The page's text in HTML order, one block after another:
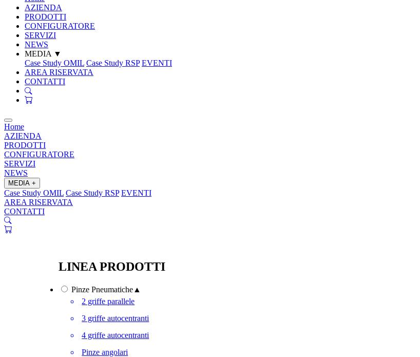
AZIENDA
PRODOTTI
CONFIGURATORE
SERVIZI
NEWS
MEDIA ▼
Case Study OMIL Case Study RSP EVENTI
AREA RISERVATA
CONTATTI
Home
AZIENDA
PRODOTTI
CONFIGURATORE
SERVIZI
NEWS
MEDIA +
Case Study OMIL Case Study RSP EVENTI
AREA RISERVATA
CONTATTI
LINEA PRODOTTI
Pinze Pneumatiche ▲
2 griffe parallele
3 griffe autocentranti
4 griffe autocentranti
Pinze angolari